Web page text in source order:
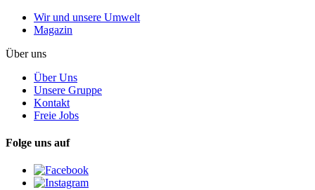
Wir und unsere Umwelt
Magazin
Über uns
Über Uns
Unsere Gruppe
Kontakt
Freie Jobs
Folge uns auf